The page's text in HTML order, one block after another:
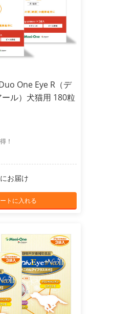
One Eye R（デ
ル）犬猫用 180粒
！
にお届け
トに入れる